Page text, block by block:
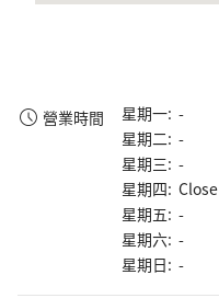
營業時間
星期一: -
星期二: -
星期三: -
星期四: Close
星期五: -
星期六: -
星期日: -